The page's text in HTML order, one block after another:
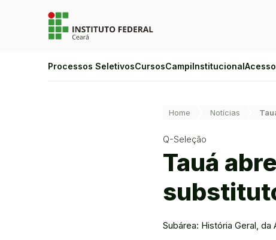
Ir para a busca
Ir para o menu principal
Ir para o conteúdo
Alto Contraste
Login da Área Administrativa
Acessibilidade
Processos SeletivosCursosCampiInstitucional
Você está aqui:
Home Notícias
Q-Seleção
Tauá
Subárea: História Geral,